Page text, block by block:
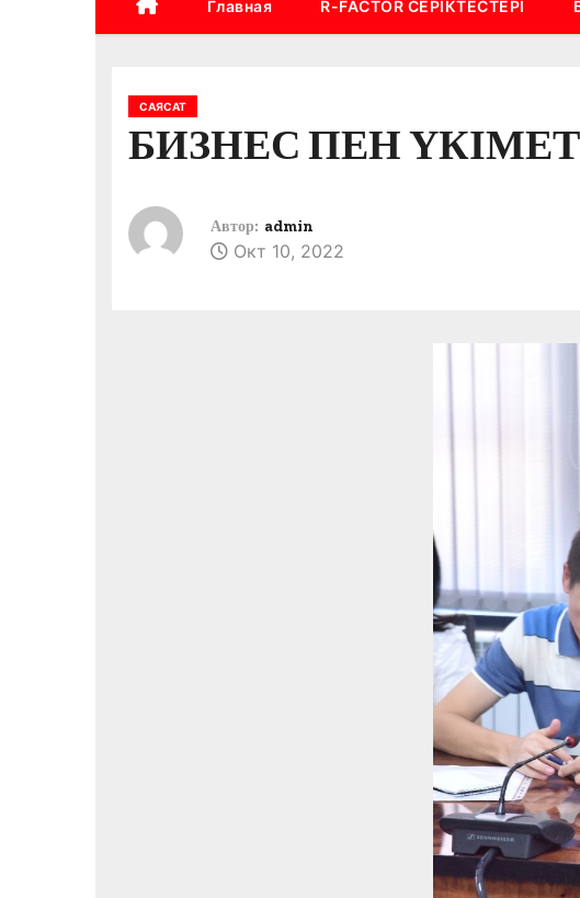
Главная R-FACTOR СЕРІКТЕСТЕРІ
САЯСАТ
БИЗНЕС ПЕН
Автор: admin
Окт 10, 2022